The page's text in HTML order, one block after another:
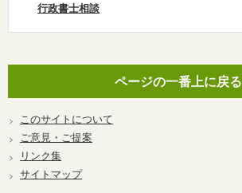
行政書士相談
ページの一番上に戻る
このサイトについて
ご意見・ご提案
リンク集
サイトマップ